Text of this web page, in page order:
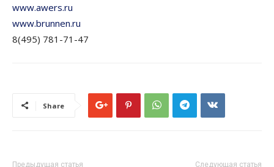
www.awers.ru
www.brunnen.ru
8(495) 781-71-47
Share
Предыдущая статья Следующая статья